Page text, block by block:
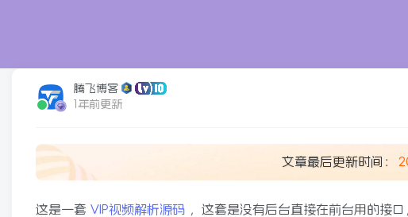
腾飞博客
1年前更新
文章最后更新时间：
这是一套 VIP视频解析源码
，这套是没有后台直接在前台用的接